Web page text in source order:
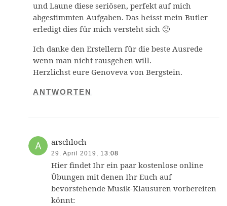
und Laune diese seriösen, perfekt auf mich
abgestimmten Aufgaben. Das heisst mein Butler
erledigt dies für mich versteht sich 🙂
Ich danke den Erstellern für die beste Ausrede
wenn man nicht rausgehen will.
Herzlichst eure Genoveva von Bergstein.
ANTWORTEN
arschloch
29. April 2019, 13:08
Hier findet Ihr ein paar kostenlose online
Übungen mit denen Ihr Euch auf
bevorstehende Musik-Klausuren vorbereiten
könnt: